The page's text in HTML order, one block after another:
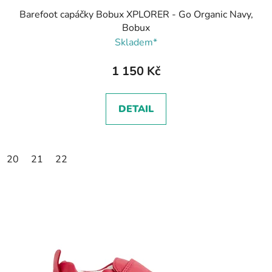
Barefoot capáčky Bobux XPLORER - Go Organic Navy,
Bobux
Skladem*
1 150 Kč
DETAIL
20 21 22